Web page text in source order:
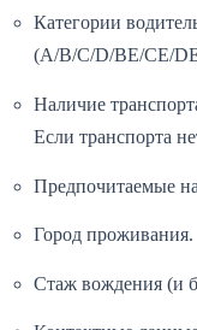
Категории
(A/B/C/D/BE/CE/
Наличие
Если транспорта
Предпочитаемые
Город проживания.
Стаж вождения (и